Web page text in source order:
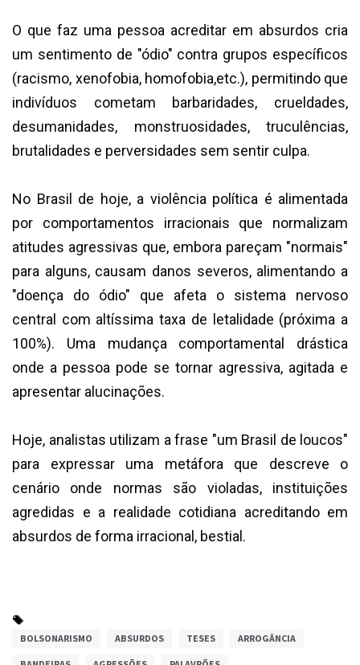
O que faz uma pessoa acreditar em absurdos cria
um sentimento de "ódio" contra grupos específicos
(racismo, xenofobia, homofobia,etc.), permitindo que
indivíduos cometam barbaridades, crueldades,
desumanidades, monstruosidades, truculências,
brutalidades e perversidades sem sentir culpa.
No Brasil de hoje, a violência política é alimentada
por comportamentos irracionais que normalizam
atitudes agressivas que, embora pareçam "normais"
para alguns, causam danos severos, alimentando a
"doença do ódio" que afeta o sistema nervoso
central com altíssima taxa de letalidade (próxima a
100%). Uma mudança comportamental drástica
onde a pessoa pode se tornar agressiva, agitada e
apresentar alucinações.
Hoje, analistas utilizam a frase "um Brasil de loucos"
para expressar uma metáfora que descreve o
cenário onde normas são violadas, instituições
agredidas e a realidade cotidiana acreditando em
absurdos de forma irracional, bestial.
BOLSONARISMO ABSURDOS TESES ARROGÂNCIA